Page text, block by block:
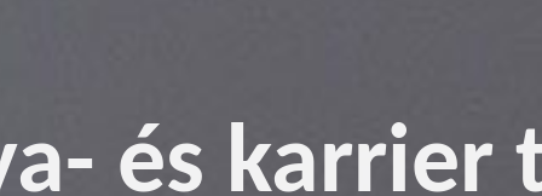
és karrier